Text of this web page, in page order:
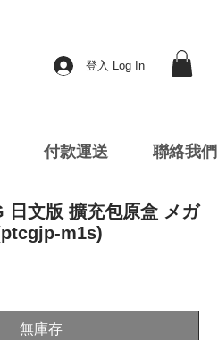
登入 Log In
付款運送 聯絡我們
日文版 擴充包原盒 メガ
m1s)
無庫存